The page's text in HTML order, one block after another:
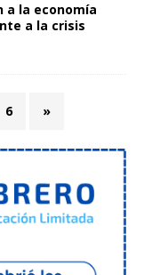
a la economía
a la crisis
6 »